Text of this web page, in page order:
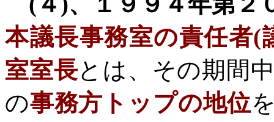
本議長事務室の責任者(
室室長とは、その期間
の事務方トップの地位